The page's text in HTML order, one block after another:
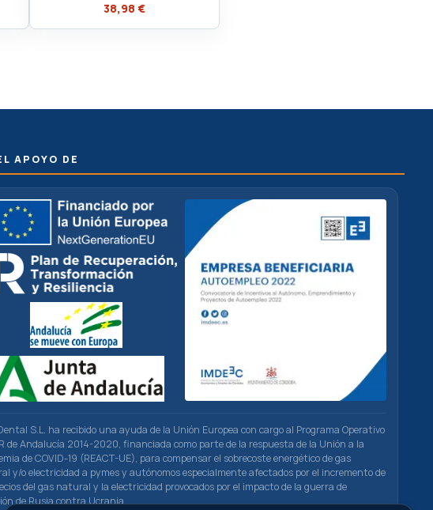
38,98 €
APOYO DE
S.L. ha recibido una ayuda de la Unión Europea con cargo al Programa Operativo
de Andalucía 2014-2020, financiada como parte de la respuesta de la Unión a la
de COVID-19 (REACT-UE), para compensar el sobrecoste energético de gas
y/o electricidad a pymes y autónomos especialmente afectados por el incremento de
del gas natural y la electricidad provocados por el impacto de la guerra de
de Rusia contra Ucrania.